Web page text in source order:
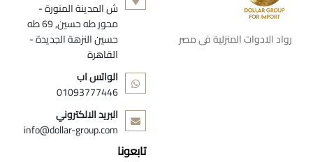
رواد الادوات المنزلية فى مصر
ش المدينة المنورة -
محور طه حسين, 69 طه
حسين النزهة الجديدة -
القاهرة
الواتس اب
01093777446
البريد الالكتروني
info@dollar-group.com
تابعونا